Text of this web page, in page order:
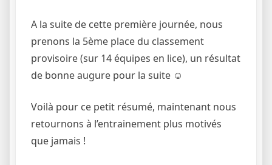
A la suite de cette première journée, nous
prenons la 5ème place du classement
provisoire (sur 14 équipes en lice), un résultat
de bonne augure pour la suite ☺
Voilà pour ce petit résumé, maintenant nous
retournons à l’entrainement plus motivés
que jamais !